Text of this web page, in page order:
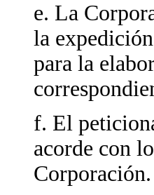
e. La
la
para la
f. El
acorde con
Corporación.